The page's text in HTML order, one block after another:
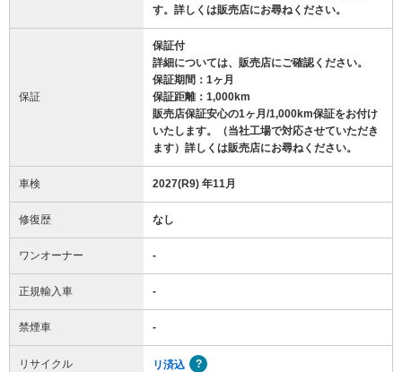
す。詳しくは販売店にお尋ねください。
保証
保証付
詳細については、販売店にご確認ください。
保証期間：1ヶ月
保証距離：1,000km
販売店保証安心の1ヶ月/1,000km保証をお付け
いたします。（当社工場で対応させていただき
ます）詳しくは販売店にお尋ねください。
車検 2027(R9) 年11月
修復歴 なし
ワンオーナー -
正規輸入車 -
禁煙車 -
リサイクル リ済込